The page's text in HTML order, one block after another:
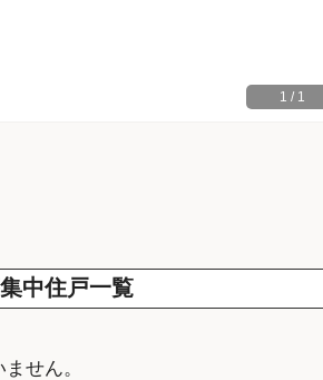
1 / 1
中住戸一覧
せん。